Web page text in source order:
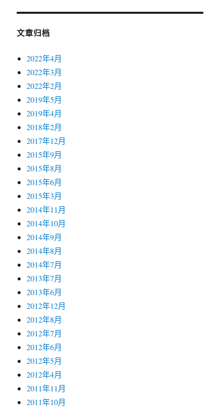
文章归档
2022年4月
2022年3月
2022年2月
2019年5月
2019年4月
2018年2月
2017年12月
2015年9月
2015年8月
2015年6月
2015年3月
2014年11月
2014年10月
2014年9月
2014年8月
2014年7月
2013年7月
2013年6月
2012年12月
2012年8月
2012年7月
2012年6月
2012年5月
2012年4月
2011年11月
2011年10月